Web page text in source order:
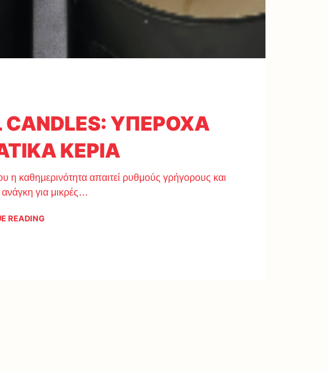
CANDLES: ΥΠΕΡΟΧΑ
ΚΕΡΙΑ
η καθημερινότητα απαιτεί ρυθμούς γρήγορους και
ανάγκη για μικρές…
READING